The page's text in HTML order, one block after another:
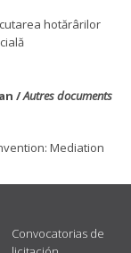
hotărârilor
/Autres documents
Mediation
Convocatorias de